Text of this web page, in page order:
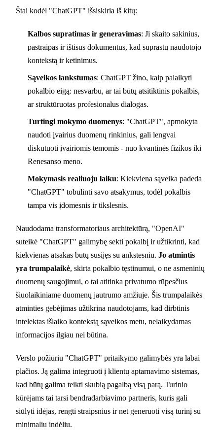
Štai kodėl "ChatGPT" išsiskiria iš kitų:
Kalbos supratimas ir generavimas: Ji skaito sakinius,
pastraipas ir ištisus dokumentus, kad suprastų naudotojo
kontekstą ir ketinimus.
Sąveikos lankstumas: ChatGPT žino, kaip palaikyti
pokalbio eigą: nesvarbu, ar tai būtų atsitiktinis pokalbis,
ar struktūruotas profesionalus dialogas.
Turtingi mokymo duomenys: "ChatGPT", apmokyta
naudoti įvairius duomenų rinkinius, gali lengvai
diskutuoti įvairiomis temomis - nuo kvantinės fizikos iki
Renesanso meno.
Mokymasis realiuoju laiku: Kiekviena sąveika padeda
"ChatGPT" tobulinti savo atsakymus, todėl pokalbis
tampa vis įdomesnis ir tikslesnis.
Naudodama transformatoriaus architektūrą, "OpenAI"
suteikė "ChatGPT" galimybę sekti pokalbį ir užtikrinti, kad
kiekvienas atsakas būtų susijęs su ankstesniu. Jo atmintis
yra trumpalaikė, skirta pokalbio tęstinumui, o ne asmeninių
duomenų saugojimui, o tai atitinka privatumo rūpesčius
šiuolaikiniame duomenų jautrumo amžiuje. Šis trumpalaikės
atminties gebėjimas užtikrina naudotojams, kad dirbtinis
intelektas išlaiko kontekstą sąveikos metu, nelaikydamas
informacijos ilgiau nei būtina.
Verslo požiūriu "ChatGPT" pritaikymo galimybės yra labai
plačios. Ją galima integruoti į klientų aptarnavimo sistemas,
kad būtų galima teikti skubią pagalbą visą parą. Turinio
kūrėjams tai tarsi bendradarbiavimo partneris, kuris gali
siūlyti idėjas, rengti straipsnius ir net generuoti visą turinį su
minimaliu indėliu.